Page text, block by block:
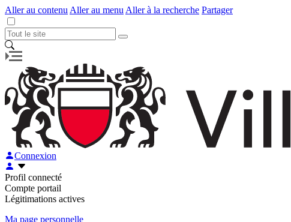
Aller au contenu Aller au menu Aller à la recherche Partager
Connexion
Profil connecté
Compte portail
Légitimations actives
Ma page personnelle